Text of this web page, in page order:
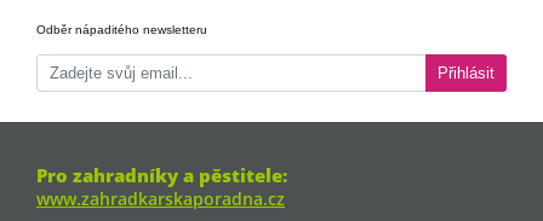
Odběr nápaditého newsletteru
Přihlásit
Pro zahradníky a pěstitele:
www.zahradkarskaporadna.cz